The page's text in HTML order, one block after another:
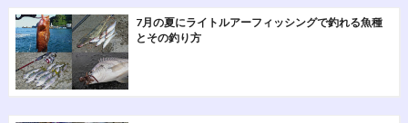
7月の夏にライトルアーフィッシングで釣れる魚種
とその釣り方